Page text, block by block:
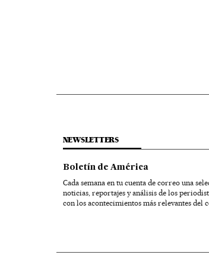
NEWSLETTERS
Boletín de América
Cada semana en tu cuenta de correo una
noticias, reportajes y análisis de los
con los acontecimientos más relevantes del